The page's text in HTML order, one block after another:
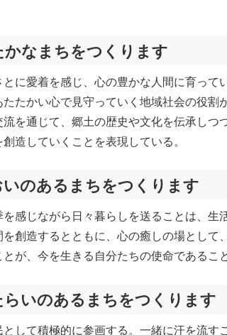
なまちをつくります
に愛着を感じ、心の豊かな人間に育って
たかい心で見守っていく地域社会の役割
を通じて、郷土の歴史や文化を伝承しつ
造していくことを表現している。
のあるまちをつくります
感じながら日々暮らしを送ることは、生
創造するとともに、心の癒しの場として
が、今を生きる自分たちの使命であるこ
いのあるまちをつくります
して積極的に参画する。一緒に汗を流す